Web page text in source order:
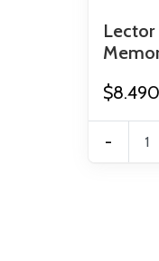
Lector
$8.490
-